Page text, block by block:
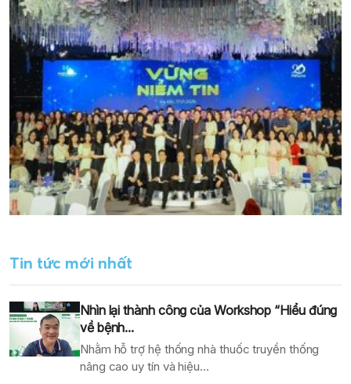
Tin tức mới nhất
Nhìn lại thành công của Workshop “Hiểu đúng
về bệnh...
Nhằm hỗ trợ hệ thống nhà thuốc truyền thống
nâng cao uy tín và hiệu...